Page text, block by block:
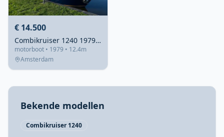
€ 14.500
Combikruiser 1240 1979 – Projectboot met stalen romp
motorboot • 1979 • 12.4m
Amsterdam
Bekende modellen
Combikruiser 1240